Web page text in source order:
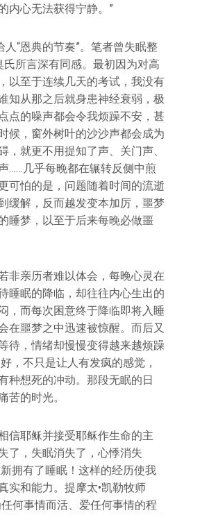
内心无法获得宁静。”
人“恩典的节奏”。笔者曾失眠整
氏所言深有同感。最初因为对高
以至于连续几天的考试，我没有
知从那之后就身患神经衰弱，极
点的噪声都会令我烦躁不安，甚
候，窗外树叶的沙沙声都会成为
，就更不用提知了声、关门声、
……几乎每晚都在辗转反侧中煎
可怕的是，问题随着时间的流逝
缓解，反而越发变本加厉，噩梦
睡梦，以至于后来每晚必做噩
非亲历者难以体会，每晚心灵在
睡眠的降临，却往往内心生出的
，而每次困意终于降临即将入睡
在噩梦之中迅速被惊醒。而后又
待，情绪却慢慢变得越来越烦躁
，不只是让人有发疯的感觉，
种想死的冲动。那段无眠的日
苦的时光。
信耶稣并接受耶稣作生命的主
了，失眠消失了，心悸消失
拥有了睡眠！这样的经历使我
实和能力。提摩太•凯勒牧师
何事情而活、爱任何事情的程